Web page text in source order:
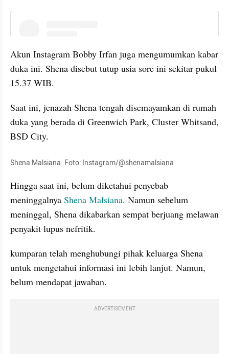
Akun Instagram Bobby Irfan juga mengumumkan kabar
duka ini. Shena disebut tutup usia sore ini sekitar pukul
15.37 WIB.
Saat ini, jenazah Shena tengah disemayamkan di rumah
duka yang berada di Greenwich Park, Cluster Whitsand,
BSD City.
Shena Malsiana. Foto: Instagram/@shenamalsiana
Hingga saat ini, belum diketahui penyebab
meninggalnya Shena Malsiana. Namun sebelum
meninggal, Shena dikabarkan sempat berjuang melawan
penyakit lupus nefritik.
kumparan telah menghubungi pihak keluarga Shena
untuk mengetahui informasi ini lebih lanjut. Namun,
belum mendapat jawaban.
ADVERTISEMENT